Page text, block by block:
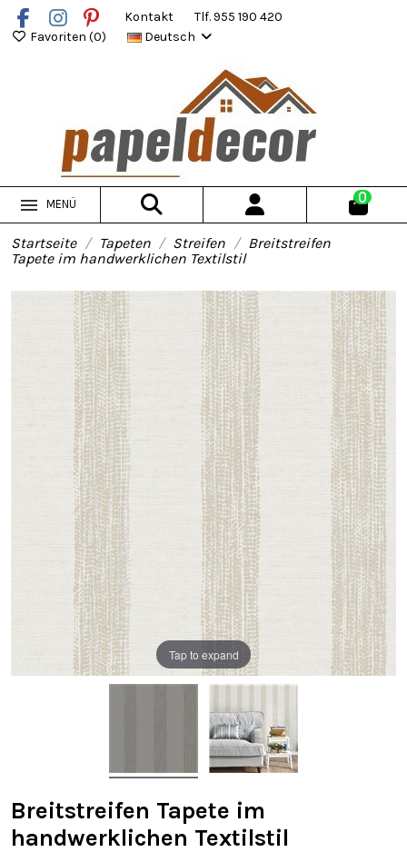
Kontakt
Tlf. 955 190 420
Favoriten (0) Deutsch
MENÜ 0
Startseite Tapeten Streifen
Breitstreifen
Tapete im handwerklichen Textilstil
Tap to expand
Breitstreifen Tapete im
handwerklichen Textilstil